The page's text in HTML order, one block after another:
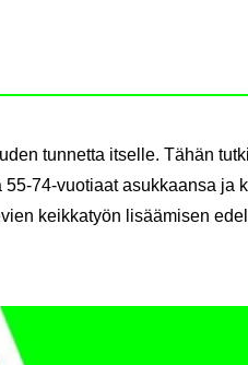
tun­net­ta it­sel­le. Tähän
74-​vuotiaat asuk­kaan­sa ja
keik­ka­työn li­sää­mi­sen